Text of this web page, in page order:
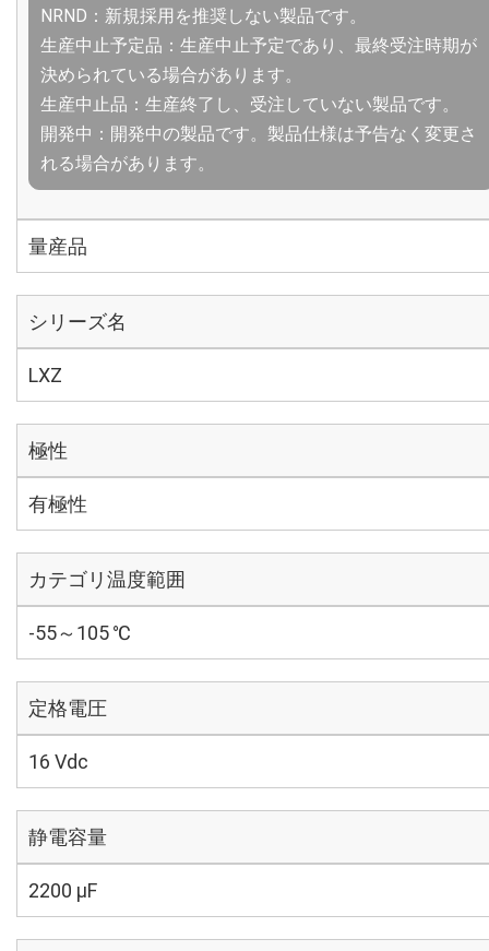
NRND：新規採用を推奨しない製品です。
生産中止予定品：生産中止予定であり、最終受注時期が
決められている場合があります。
生産中止品：生産終了し、受注していない製品です。
開発中：開発中の製品です。製品仕様は予告なく変更さ
れる場合があります。
量産品
シリーズ名
LXZ
極性
有極性
カテゴリ温度範囲
-55～105 ℃
定格電圧
16 Vdc
静電容量
2200 µF